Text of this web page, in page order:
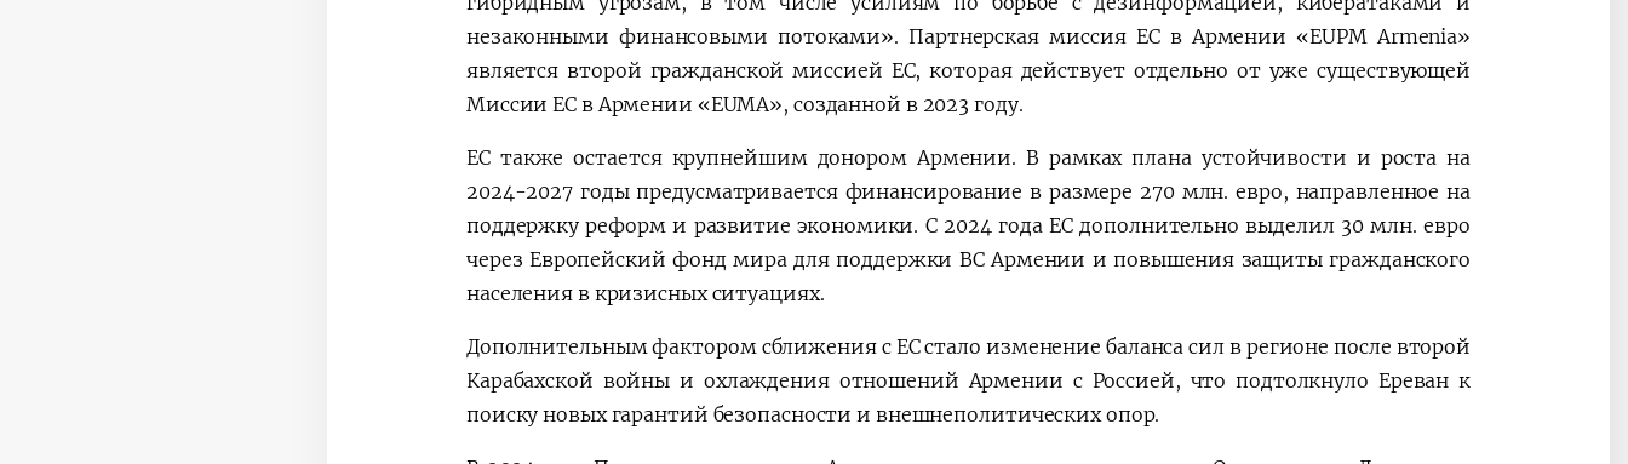
незаконными финансовыми потоками». Партнерская миссия ЕС в Армении «EUPM Armenia»
является второй гражданской миссией ЕС, которая действует отдельно от уже существующей
Миссии ЕС в Армении «EUMA», созданной в 2023 году.
ЕС также остается крупнейшим донором Армении. В рамках плана устойчивости и роста на
2024-2027 годы предусматривается финансирование в размере 270 млн. евро, направленное на
поддержку реформ и развитие экономики. С 2024 года ЕС дополнительно выделил 30 млн. евро
через Европейский фонд мира для поддержки ВС Армении и повышения защиты гражданского
населения в кризисных ситуациях.
Дополнительным фактором сближения с ЕС стало изменение баланса сил в регионе после второй
Карабахской войны и охлаждения отношений Армении с Россией, что подтолкнуло Ереван к
поиску новых гарантий безопасности и внешнеполитических опор.